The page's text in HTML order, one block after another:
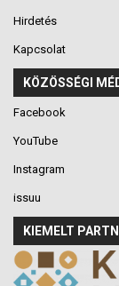
Hirdetés
Kapcsolat
KÖZÖSSÉGI
Facebook
YouTube
Instagram
issuu
KIEMELT